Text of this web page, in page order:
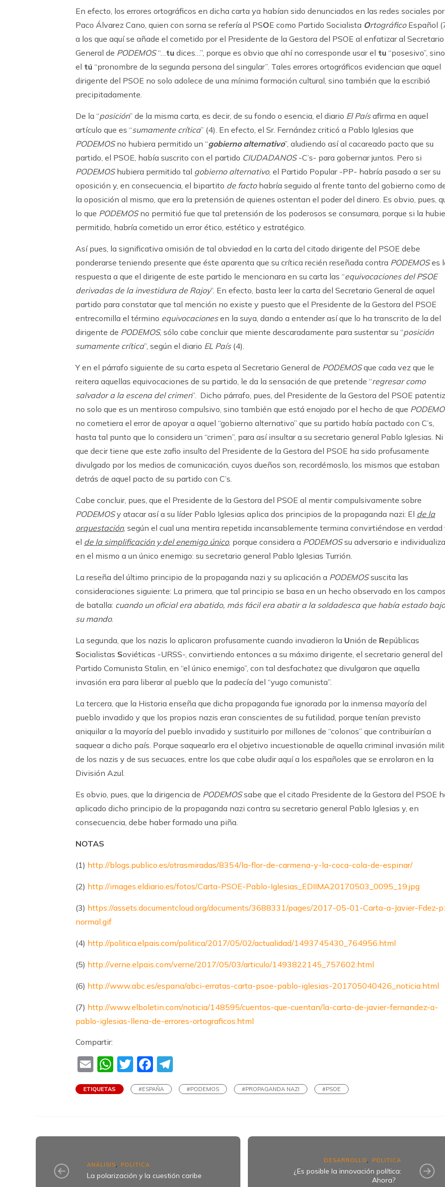
En efecto, los errores ortográficos en dicha carta ya habían sido denunciados en las redes sociales por
Paco Álvarez Cano, quien con sorna se refería al PSOE como Partido Socialista OrtográficoEspañol
a los que aquí se añade el cometido por el Presidente de la Gestora del PSOE al enfatizar al Secretario
General de PODEMOS“…tu dices…”, porque es obvio que ahí no corresponde usar el tu “posesivo”, sino
el tú “pronombre de la segunda persona del singular”. Tales errores ortográficos evidencian que aquel
dirigente del PSOE no solo adolece de una mínima formación cultural, sino también que la escribió
precipitadamente.
De la “posición” de la misma carta, es decir, de su fondo o esencia, el diario El Paísafirma en aquel
artículo que es “sumamente crítica” (4). En efecto, el Sr. Fernández criticó a Pablo Iglesias que
PODEMOSno hubiera permitido un “gobierno alternativo”, aludiendo así al cacareado pacto que su
partido, el PSOE, había suscrito con el partido CIUDADANOS-C’s- para gobernar juntos. Pero si
PODEMOShubiera permitido tal gobierno alternativo, el Partido Popular -PP- habría pasado a ser su
oposición y, en consecuencia, el bipartito de factohabría seguido al frente tanto del gobierno como
la oposición al mismo, que era la pretensión de quienes ostentan el poder del dinero. Es obvio, pues,
lo que PODEMOSno permitió fue que tal pretensión de los poderosos se consumara, porque si la
permitido, habría cometido un error ético, estético y estratégico.
Así pues, la significativa omisión de tal obviedad en la carta del citado dirigente del PSOE debe
ponderarse teniendo presente que éste aparenta que su crítica recién reseñada contra PODEMOSes
respuesta a que el dirigente de este partido le mencionara en su carta las “equivocaciones del PSOE
derivadas de la investidura de Rajoy”. En efecto, basta leer la carta del Secretario General de aquel
partido para constatar que tal mención no existe y puesto que el Presidente de la Gestora del PSOE
entrecomilla el término equivocacionesen la suya, dando a entender así que lo ha transcrito de la del
dirigente de PODEMOS, sólo cabe concluir que miente descaradamente para sustentar su “posición
sumamente crítica”, según el diario EL País(4).
Y en el párrafo siguiente de su carta espeta al Secretario General de PODEMOSque cada vez que le
reitera aquellas equivocaciones de su partido, le da la sensación de que pretende “regresar como
salvador a la escena del crimen”. Dicho párrafo, pues, del Presidente de la Gestora del PSOE
no solo que es un mentiroso compulsivo, sino también que está enojado por el hecho de que
no cometiera el error de apoyar a aquel “gobierno alternativo” que su partido había pactado con C’s,
hasta tal punto que lo considera un “crimen”, para así insultar a su secretario general Pablo Iglesias. Ni
que decir tiene que este zafio insulto del Presidente de la Gestora del PSOE ha sido profusamente
divulgado por los medios de comunicación, cuyos dueños son, recordémoslo, los mismos que estaban
detrás de aquel pacto de su partido con C’s.
Cabe concluir, pues, que el Presidente de la Gestora del PSOE al mentir compulsivamente sobre
PODEMOSy atacar así a su líder Pablo Iglesias aplica dos principios de la propaganda nazi: El de la
orquestación, según el cual una mentira repetida incansablemente termina convirtiéndose en verdad
el de la simplificación y del enemigo único, porque considera a PODEMOSsu adversario e individualiza
en el mismo a un único enemigo: su secretario general Pablo Iglesias Turrión.
La reseña del último principio de la propaganda nazi y su aplicación a PODEMOSsuscita las
consideraciones siguiente: La primera, que tal principio se basa en un hecho observado en los campos
de batalla: cuando un oficial era abatido, más fácil era abatir a la soldadesca que había estado bajo
su mando.
La segunda, que los nazis lo aplicaron profusamente cuando invadieron la Unión de Repúblicas
Socialistas Soviéticas -URSS-, convirtiendo entonces a su máximo dirigente, el secretario general del
Partido Comunista Stalin, en “el único enemigo”, con tal desfachatez que divulgaron que aquella
invasión era para liberar al pueblo que la padecía del “yugo comunista”.
La tercera, que la Historia enseña que dicha propaganda fue ignorada por la inmensa mayoría del
pueblo invadido y que los propios nazis eran conscientes de su futilidad, porque tenían previsto
aniquilar a la mayoría del pueblo invadido y sustituirlo por millones de “colonos” que contribuirían a
saquear a dicho país. Porque saquearlo era el objetivo incuestionable de aquella criminal invasión
de los nazis y de sus secuaces, entre los que cabe aludir aquí a los españoles que se enrolaron en la
División Azul.
Es obvio, pues, que la dirigencia de PODEMOSsabe que el citado Presidente de la Gestora del PSOE
aplicado dicho principio de la propaganda nazi contra su secretario general Pablo Iglesias y, en
consecuencia, debe haber formado una piña.
NOTAS
(1) http://blogs.publico.es/otrasmiradas/8354/la-flor-de-carmena-y-la-coca-cola-de-espinar/
(2) http://images.eldiario.es/fotos/Carta-PSOE-Pablo-Iglesias_EDIIMA20170503_0095_19.jpg
(3) https://assets.documentcloud.org/documents/3688331/pages/2017-05-01-Carta-a-Javier-Fdez-
normal.gif
(4) http://politica.elpais.com/politica/2017/05/02/actualidad/1493745430_764956.html
(5) http://verne.elpais.com/verne/2017/05/03/articulo/1493822145_757602.html
(6) http://www.abc.es/espana/abci-erratas-carta-psoe-pablo-iglesias-201705040426_noticia.html
(7) http://www.elboletin.com/noticia/148595/cuentos-que-cuentan/la-carta-de-javier-fernandez-a-
pablo-iglesias-llena-de-errores-ortograficos.html
Compartir:
EmailWhatsApp
TwitterFacebook
ETIQUETAS #ESPAÑA #PODEMOS #PROPAGANDA NAZI #PSOE
ANÁLISIS POLITICA
La polarización y la cuestión caribe
DESARROLLO POLITICA
¿Es posible la innovación política:
Ahora?